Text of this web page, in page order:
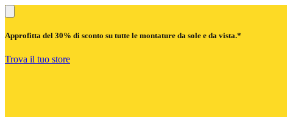
Approfitta del 30% di sconto su tutte le montature da sole e da vista.*
Trova il tuo store